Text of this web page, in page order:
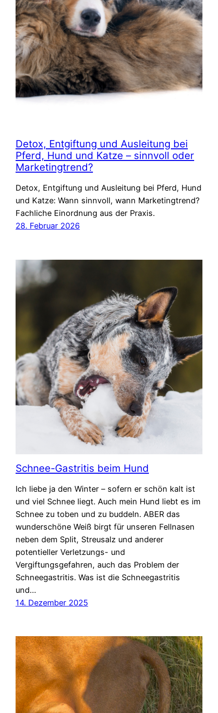
Detox, Entgiftung und Ausleitung bei
Pferd, Hund und Katze – sinnvoll oder
Marketingtrend?
Detox, Entgiftung und Ausleitung bei Pferd, Hund
und Katze: Wann sinnvoll, wann Marketingtrend?
Fachliche Einordnung aus der Praxis.
28. Februar 2026
Schnee-Gastritis beim Hund
Ich liebe ja den Winter – sofern er schön kalt ist
und viel Schnee liegt. Auch mein Hund liebt es im
Schnee zu toben und zu buddeln. ABER das
wunderschöne Weiß birgt für unseren Fellnasen
neben dem Split, Streusalz und anderer
potentieller Verletzungs- und
Vergiftungsgefahren, auch das Problem der
Schneegastritis. Was ist die Schneegastritis
und…
14. Dezember 2025